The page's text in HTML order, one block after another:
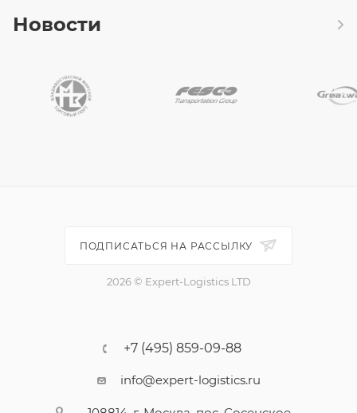
Новости
ПОДПИСАТЬСЯ НА РАССЫЛКУ
2026 © Expert-Logistics LTD
+7 (495) 859-09-88
info@expert-logistics.ru